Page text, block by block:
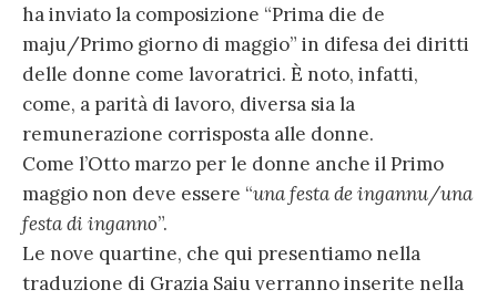
ha inviato la composizione “Prima die de
maju/Primo giorno di maggio” in difesa dei diritti
delle donne come lavoratrici. È noto, infatti,
come, a parità di lavoro, diversa sia la
remunerazione corrisposta alle donne.
Come l’Otto marzo per le donne anche il Primo
maggio non deve essere “una festa de ingannu/una
festa di inganno”.
Le nove quartine, che qui presentiamo nella
traduzione di Grazia Saiu verranno inserite nella